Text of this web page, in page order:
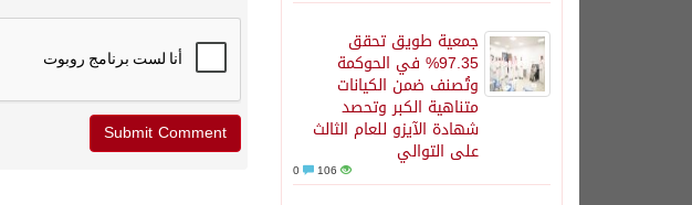
جمعية طويق تحقق
97.35% في الحوكمة
وتُصنف ضمن الكيانات
متناهية الكبر وتحصد
شهادة الآيزو للعام الثالث
على التوالي
106